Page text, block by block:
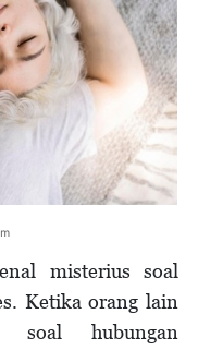
misterius soal
Ketika orang lain
soal hubungan